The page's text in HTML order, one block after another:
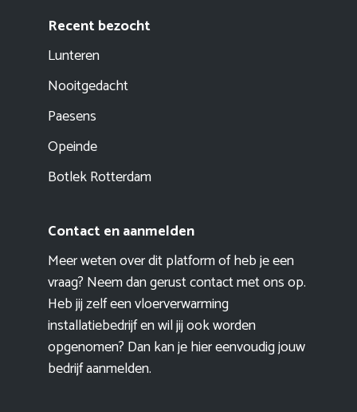
Recent bezocht
Lunteren
Nooitgedacht
Paesens
Opeinde
Botlek Rotterdam
Contact en aanmelden
Meer weten over dit platform of heb je een
vraag? Neem dan gerust contact met ons op.
Heb jij zelf een vloerverwarming
installatiebedrijf en wil jij ook worden
opgenomen? Dan kan je hier eenvoudigjouw
bedrijf aanmelden.